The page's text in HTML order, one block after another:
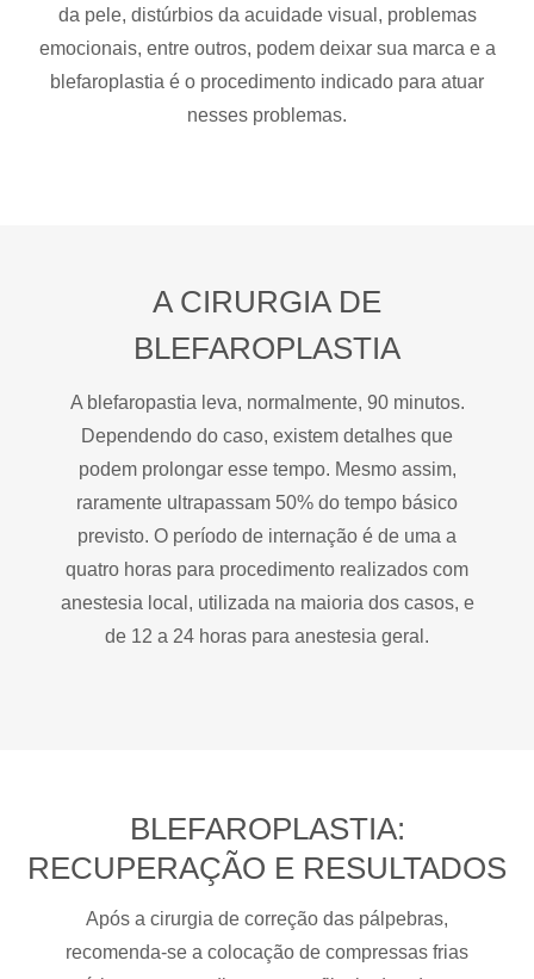
da pele, distúrbios da acuidade visual, problemas
emocionais, entre outros, podem deixar sua marca e a
blefaroplastia é o procedimento indicado para atuar
nesses problemas.
A CIRURGIA DE
BLEFAROPLASTIA
A blefaropastia leva, normalmente, 90 minutos.
Dependendo do caso, existem detalhes que
podem prolongar esse tempo. Mesmo assim,
raramente ultrapassam 50% do tempo básico
previsto. O período de internação é de uma a
quatro horas para procedimento realizados com
anestesia local, utilizada na maioria dos casos, e
de 12 a 24 horas para anestesia geral.
BLEFAROPLASTIA:
RECUPERAÇÃO E RESULTADOS
Após a cirurgia de correção das pálpebras,
recomenda-se a colocação de compressas frias